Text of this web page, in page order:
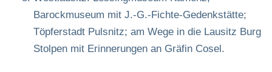
Barockmuseum mit J.-G.-Fichte-Gedenkstätte;
Töpferstadt Pulsnitz; am Wege in die Lausitz Burg
Stolpen mit Erinnerungen an Gräfin Cosel.